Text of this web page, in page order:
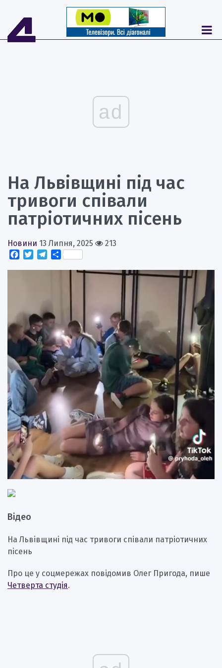
ad
На Львівщині під час
тривоги співали
патріотичних пісень
Новини 13 Липня, 2025
213
Facebook
TwitterTelegram
Поділитися
Відео
На Львівщині під час тривоги співали патріотичних
пісень
Про це у соцмережах повідомив Олег Пригода, пише
Четверта студія.